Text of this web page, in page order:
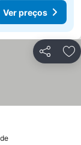
Ver preços
Partilhar